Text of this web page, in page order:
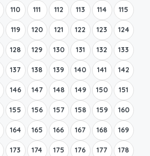
110 111 112 113 114 115
119 120 121 122 123 124
128 129 130 131 132 133
137 138 139 140 141 142
146 147 148 149 150 151
155 156 157 158 159 160
164 165 166 167 168 169
173 174 175 176 177 178